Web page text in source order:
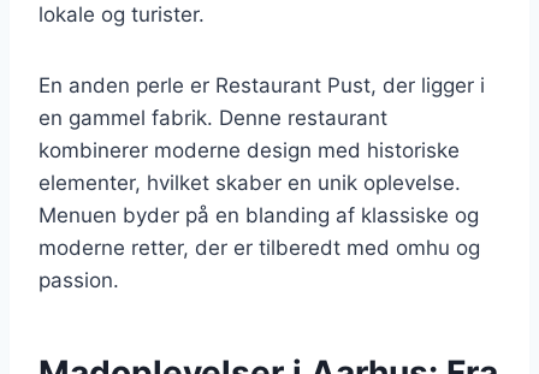
lokale og turister.
En anden perle er Restaurant Pust, der ligger i
en gammel fabrik. Denne restaurant
kombinerer moderne design med historiske
elementer, hvilket skaber en unik oplevelse.
Menuen byder på en blanding af klassiske og
moderne retter, der er tilberedt med omhu og
passion.